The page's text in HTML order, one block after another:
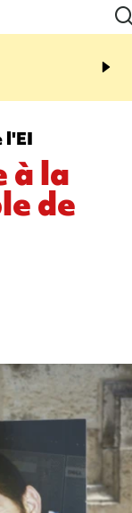
et Turquie scellent un
l'EI
à la
de